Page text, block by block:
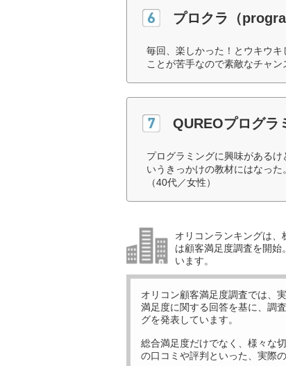
プロクラ（
毎回、楽しかった！とウキウ
ことが苦手なので素敵なチャン
QUREOプログラ
プログラミングに興味がある
いうきっかけの教材にはなっ
（40代／女性）
オリコンランキングは
は顧客満足度調査を開
います。
オリコン顧客満足度調査では、
満足度に関する回答を基に、調
グを発表しています。
総合満足度だけでなく、様々な
の口コミや評判といった、実際